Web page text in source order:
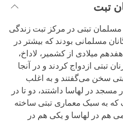
تبت
تا پیش از ۱۹۵۹ حدود ۳۰۰۰ مسلمان تبتی در مرکز تبت زندگی
مسلمانی بودند که بیشتر در
میلادی از کشمیر، لاداخ،
تبتی ازدواج کردند و در آنجا
تبتی سخن می‌گفتند و به اغلب
مسجد در لهاسا داشتند، دو تا در
که به سبک معماری تبتی ساخته
هم در لهاسا و یکی هم در